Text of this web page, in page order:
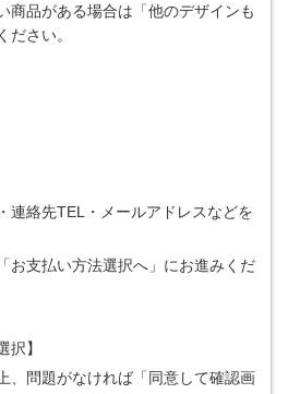
商品がある場合は「他のデザインも
ださい。
連絡先TEL・メールアドレスなどを
お支払い方法選択へ」にお進みくだ
択】
、問題がなければ「同意して確認画